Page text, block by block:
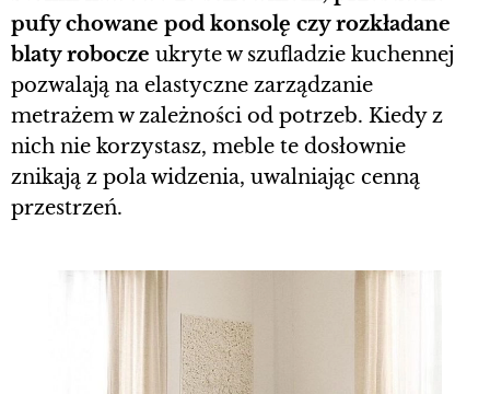
pufy chowane pod konsolę czy rozkładane
blaty robocze ukryte w szufladzie kuchennej
pozwalają na elastyczne zarządzanie
metrażem w zależności od potrzeb. Kiedy z
nich nie korzystasz, meble te dosłownie
znikają z pola widzenia, uwalniając cenną
przestrzeń.